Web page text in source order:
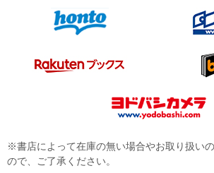
※書店によって在庫の無い場合やお取り扱い
ので、ご了承ください。